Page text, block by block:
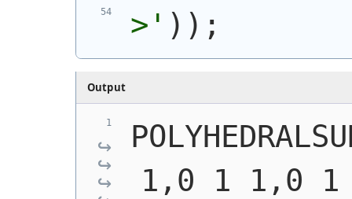
>' ) ) ;
Output
1,0 1 1,0